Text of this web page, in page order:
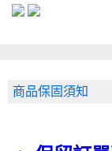
商品保固須知